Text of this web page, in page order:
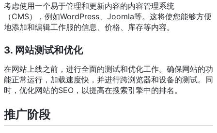
考虑使用一个易于管理和更新内容的内容管理系统
（CMS），例如WordPress、Joomla等。这将使您能够方便
地添加和编辑工作服的信息、价格、库存等内容。
3. 网站测试和优化
在网站上线之前，进行全面的测试和优化工作。确保网站的功
能正常运行，加载速度快，并进行跨浏览器和设备的测试。同
时，优化网站的SEO，以提高在搜索引擎中的排名。
推广阶段